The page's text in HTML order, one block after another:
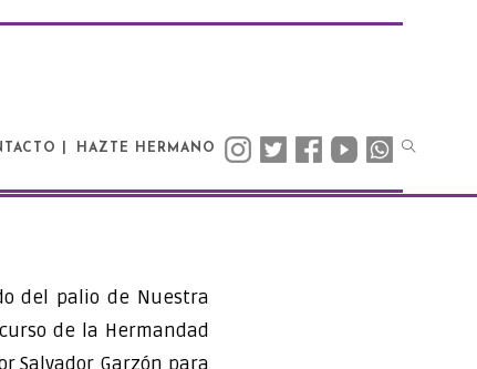
| HAZTE HERMANO
del palio de Nuestra
de la Hermandad
Salvador Garzón para